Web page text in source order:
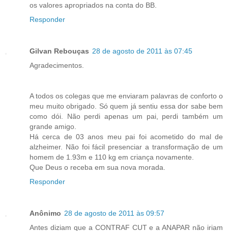
os valores apropriados na conta do BB.
Responder
Gilvan Rebouças 28 de agosto de 2011 às 07:45
Agradecimentos.
A todos os colegas que me enviaram palavras de conforto o
meu muito obrigado. Só quem já sentiu essa dor sabe bem
como dói. Não perdi apenas um pai, perdi também um
grande amigo.
Há cerca de 03 anos meu pai foi acometido do mal de
alzheimer. Não foi fácil presenciar a transformação de um
homem de 1.93m e 110 kg em criança novamente.
Que Deus o receba em sua nova morada.
Responder
Anônimo 28 de agosto de 2011 às 09:57
Antes diziam que a CONTRAF CUT e a ANAPAR não iriam